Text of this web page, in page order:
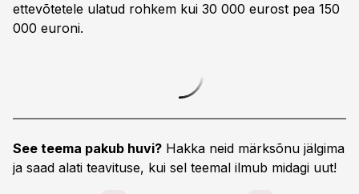
ettevõtetele ulatud rohkem kui 30 000 eurost pea 150
000 euroni.
See teema pakub huvi? Hakka neid märksõnu jälgima
ja saad alati teavituse, kui sel teemal ilmub midagi uut!